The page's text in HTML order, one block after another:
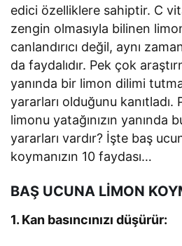
edici özelliklere sahiptir. C
zengin olmasıyla bilinen
canlandırıcı değil, aynı
da faydalıdır. Pek çok
yanında bir limon dilimi
yararları olduğunu kanıtladı.
limonu yatağınızın yanında
yararları vardır? İşte baş
koymanızın 10 faydası…
BAŞ UCUNA LİMON
1. Kan basıncınızı düşürür: